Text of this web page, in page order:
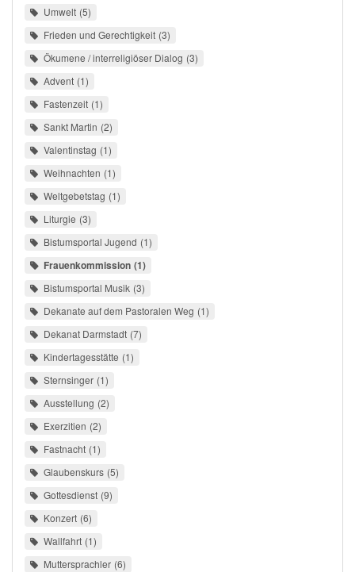
Umwelt 5
Frieden und Gerechtigkeit 3
Ökumene / interreligiöser Dialog 3
Advent 1
Fastenzeit 1
Sankt Martin 2
Valentinstag 1
Weihnachten 1
Weltgebetstag 1
Liturgie 3
Bistumsportal Jugend 1
Frauenkommission 1
Bistumsportal Musik 3
Dekanate auf dem Pastoralen Weg 1
Dekanat Darmstadt 7
Kindertagesstätte 1
Sternsinger 1
Ausstellung 2
Exerzitien 2
Fastnacht 1
Glaubenskurs 5
Gottesdienst 9
Konzert 6
Wallfahrt 1
Muttersprachler 6